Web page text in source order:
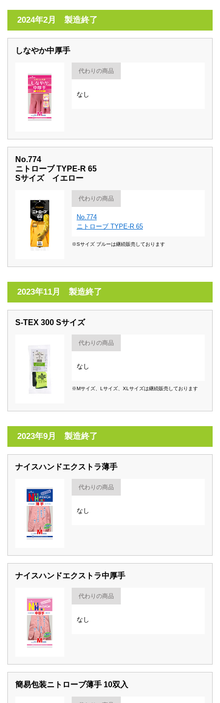
2024年2月 製造終了
しなやか中厚手
代わりの商品
なし
No.774
ニトローブ TYPE-R 65
Sサイズ イエロー
代わりの商品
No.774
ニトローブ TYPE-R 65
※Sサイズ ブルーは継続販売しております
2023年11月 製造終了
S-TEX 300 Sサイズ
代わりの商品
なし
※Mサイズ、Lサイズ、XLサイズは継続販売しております
2023年9月 製造終了
ナイスハンドエクストラ薄手
代わりの商品
なし
ナイスハンドエクストラ中厚手
代わりの商品
なし
簡易包装ニトローブ薄手 10双入